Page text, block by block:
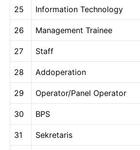
25 Information Technology
26 Management Trainee
27 Staff
28 Addoperation
29 Operator/Panel Operator
30 BPS
31 Sekretaris